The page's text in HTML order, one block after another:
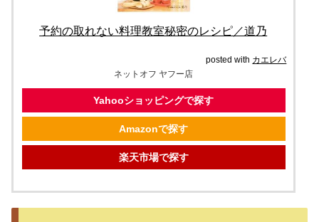
予約の取れない料理教室秘密のレシピ／道乃
posted with カエレバ
ネットオフ ヤフー店
Yahooショッピングで探す
Amazonで探す
楽天市場で探す